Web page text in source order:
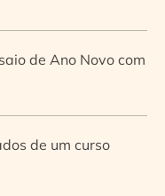
de Ano Novo com
de um curso